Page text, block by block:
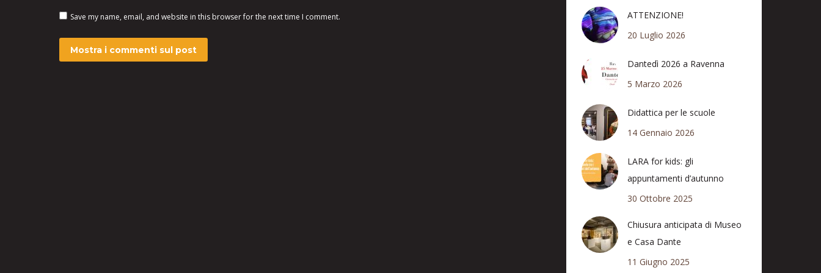
Save my name, email, and website in this browser for the next time I comment.
Mostra i commenti sul post
ATTENZIONE!
20 Luglio 2026
Dantedì 2026 a Ravenna
5 Marzo 2026
Didattica per le scuole
14 Gennaio 2026
LARA for kids: gli
appuntamenti d’autunno
30 Ottobre 2025
Chiusura anticipata di Museo
e Casa Dante
11 Giugno 2025